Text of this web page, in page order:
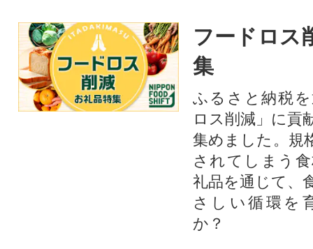
フードロス
集
ふるさと納税
ロス削減」に貢
集めました。規
されてしまう
礼品を通じて、
さしい循環を
か？​